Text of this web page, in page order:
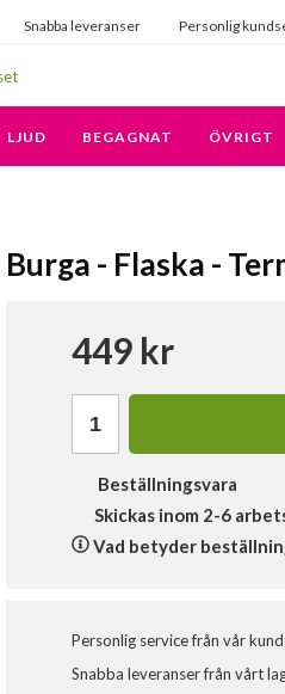
Snabba leveranser Personlig
LJUD BEGAGNAT ÖVRIGT
Burga - Flaska -
449 kr
Beställningsvara
Skickas inom 2-6
Vad betyder
Personlig service från vår
Snabba leveranser från vårt